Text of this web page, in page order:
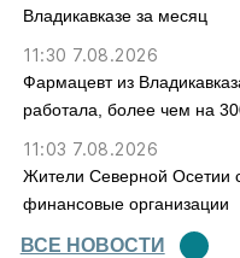
Владикавказе за месяц
11:30 7.08.2026
Фармацевт из
работала, более чем на
11:03 7.08.2026
Жители Северной Осетии
финансовые организации
ВСЕ НОВОСТИ